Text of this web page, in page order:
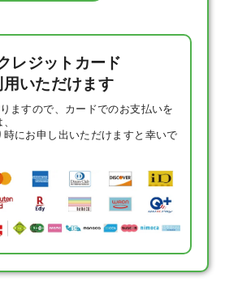
レジットカード
用いただけます
ますので、カードでのお支払いを
にお申し出いただけますと幸いで